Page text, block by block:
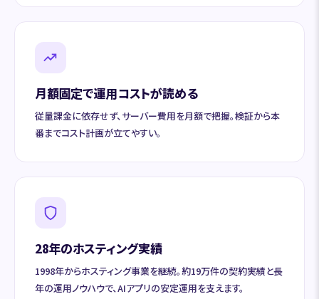
月額固定で運用コストが読める
従量課金に依存せず、サーバー費用を月額で把握。検証から本
番までコスト計画が立てやすい。
28年のホスティング実績
1998年からホスティング事業を継続。約19万件の契約実績と長
年の運用ノウハウで、AIアプリの安定運用を支えます。